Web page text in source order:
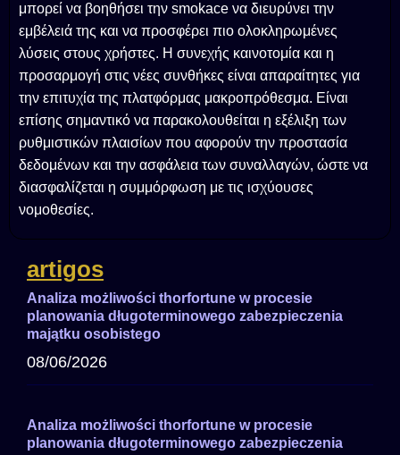
μπορεί να βοηθήσει την smokace να διευρύνει την
εμβέλειά της και να προσφέρει πιο ολοκληρωμένες
λύσεις στους χρήστες. Η συνεχής καινοτομία και η
προσαρμογή στις νέες συνθήκες είναι απαραίτητες για
την επιτυχία της πλατφόρμας μακροπρόθεσμα. Είναι
επίσης σημαντικό να παρακολουθείται η εξέλιξη των
ρυθμιστικών πλαισίων που αφορούν την προστασία
δεδομένων και την ασφάλεια των συναλλαγών, ώστε να
διασφαλίζεται η συμμόρφωση με τις ισχύουσες
νομοθεσίες.
artigos
Analiza możliwości thorfortune w procesie
planowania długoterminowego zabezpieczenia
majątku osobistego
08/06/2026
Analiza możliwości thorfortune w procesie
planowania długoterminowego zabezpieczenia